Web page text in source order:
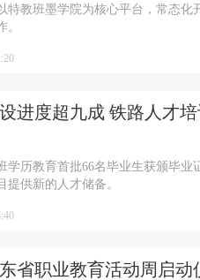
特教班墨学院为核心平台，常态
进度超九成 铁路人才
学历教育首批66名毕业生获颁毕
供新的人才储备。
省职业教育活动周启